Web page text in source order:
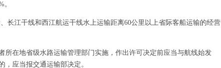
江干线和西江航运干线水上运输距离60公里以上省际客船运输的经营
在地省级水路运输管理部门实施，作出许可决定前应当与航线始发
应当报交通运输部决定。